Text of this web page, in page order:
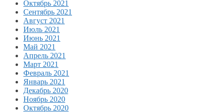
Октябрь 2021
Сентябрь 2021
Август 2021
Июль 2021
Июнь 2021
Май 2021
Апрель 2021
Март 2021
Февраль 2021
Январь 2021
Декабрь 2020
Ноябрь 2020
Октябрь 2020